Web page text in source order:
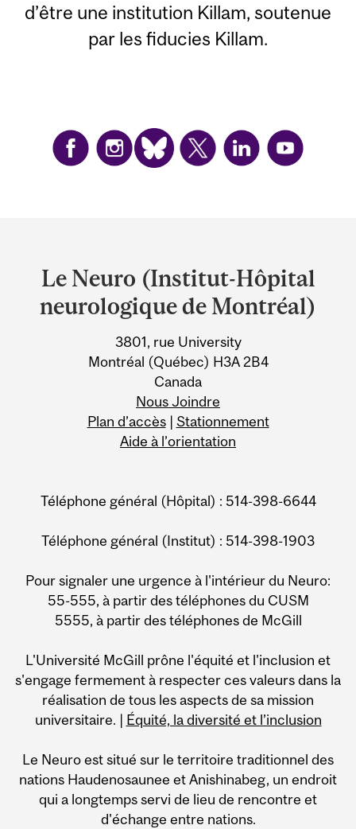
d’être une institution Killam, soutenue
par les fiducies Killam.
and
University
Information
Le Neuro (Institut-Hôpital
neurologique de Montréal)
3801, rue University
Montréal (Québec) H3A 2B4
Canada
Nous Joindre
Plan d’accès| Stationnement
Aide à l’orientation
Téléphone général (Hôpital) : 514-398-6644
Téléphone général (Institut) : 514-398-1903
Pour signaler une urgence à l'intérieur du Neuro:
55-555, à partir des téléphones du CUSM
5555, à partir des téléphones de McGill
L'Université McGill prône l'équité et l'inclusion et
s'engage fermement à respecter ces valeurs dans la
réalisation de tous les aspects de sa mission
universitaire. | Équité, la diversité et l’inclusion
Le Neuro est situé sur le territoire traditionnel des
nations Haudenosaunee et Anishinabeg, un endroit
qui a longtemps servi de lieu de rencontre et
d'échange entre nations.